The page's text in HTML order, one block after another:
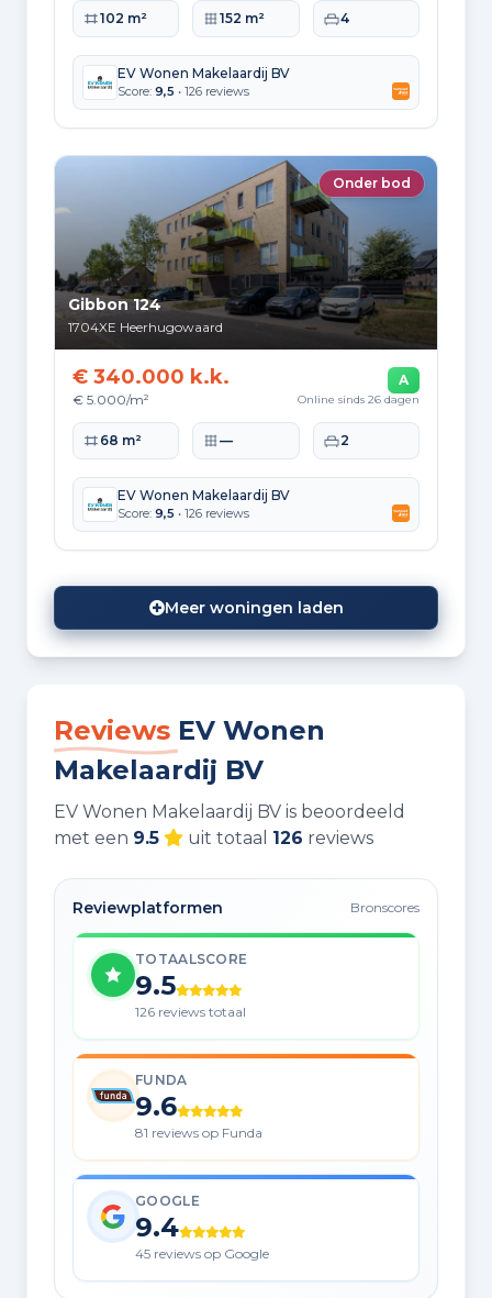
Woonoppervlakte
102 m² Perceeloppervlakte
152 m² Slaapkamers
4
EV Wonen Makelaardij BV
Score: 9,5 • 126 reviews
Onder bod
Gibbon 124
1704XE Heerhugowaard
€ 340.000 k.k.
€ 5.000/m²
A
Online sinds 26 dagen
Woonoppervlakte
68 m² Perceeloppervlakte
— Slaapkamers
2
EV Wonen Makelaardij BV
Score: 9,5 • 126 reviews
Meer woningen laden
Reviews EV Wonen
Makelaardij BV
EV Wonen Makelaardij BV is beoordeeld
met een 9.5 uit totaal 126 reviews
Reviewplatformen Bronscores
TOTAALSCORE
9.5
126 reviews totaal
FUNDA
9.6
81 reviews op Funda
GOOGLE
9.4
45 reviews op Google